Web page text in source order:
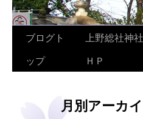
ブログト
ップ
上野総社神
ＨＰ
月別アーカ